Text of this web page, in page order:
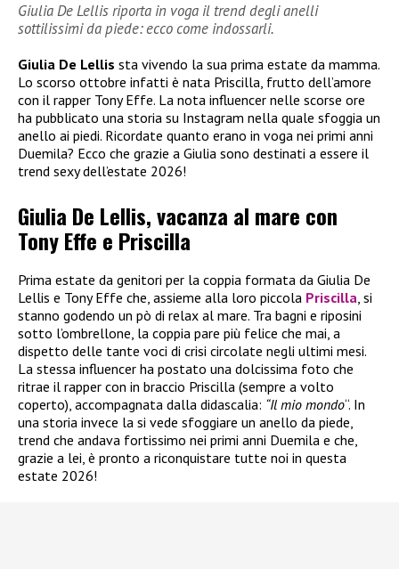
Giulia De Lellis riporta in voga il trend degli anelli
sottilissimi da piede: ecco come indossarli.
Giulia De Lellis sta vivendo la sua prima estate da mamma.
Lo scorso ottobre infatti è nata Priscilla, frutto dell’amore
con il rapper Tony Effe. La nota influencer nelle scorse ore
ha pubblicato una storia su Instagram nella quale sfoggia un
anello ai piedi. Ricordate quanto erano in voga nei primi anni
Duemila? Ecco che grazie a Giulia sono destinati a essere il
trend sexy dell’estate 2026!
Giulia De Lellis, vacanza al mare con
Tony Effe e Priscilla
Prima estate da genitori per la coppia formata da Giulia De
Lellis e Tony Effe che, assieme alla loro piccola Priscilla, si
stanno godendo un pò di relax al mare. Tra bagni e riposini
sotto l’ombrellone, la coppia pare più felice che mai, a
dispetto delle tante voci di crisi circolate negli ultimi mesi.
La stessa influencer ha postato una dolcissima foto che
ritrae il rapper con in braccio Priscilla (sempre a volto
coperto), accompagnata dalla didascalia: “Il mio mondo“. In
una storia invece la si vede sfoggiare un anello da piede,
trend che andava fortissimo nei primi anni Duemila e che,
grazie a lei, è pronto a riconquistare tutte noi in questa
estate 2026!